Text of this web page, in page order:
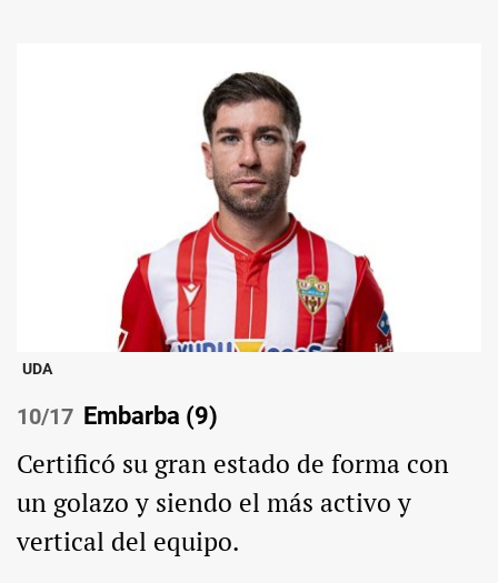
UDA
/17 Embarba (9)
Certificó su gran estado de forma con
un golazo y siendo el más activo y
vertical del equipo.